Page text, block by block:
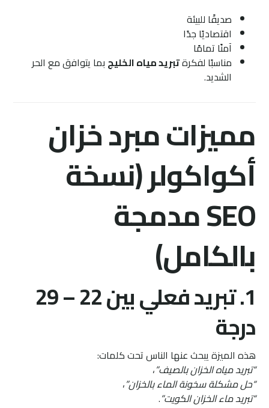
صديقًا للبيئة
اقتصاديًا جدًا
آمنًا تمامًا
مناسبًا لفكرةتبريد مياه الخليج بما يتوافق مع الحر
الشديد.
مميزات مبرد خزان
أكواكولر (نسخة
SEO مدمجة
بالكامل)
1. تبريد فعلي بين 22 – 29
درجة
هذه الميزة يبحث عنها الناس تحت كلمات:
“تبريد مياه الخزان بالصيف”،
“حل مشكلة سخونة الماء بالخزان”،
“تبريد ماء الخزان الكويت”.